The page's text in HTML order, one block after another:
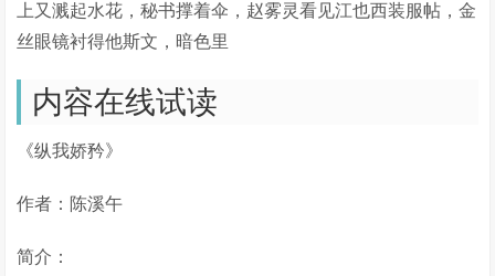
上又溅起水花，秘书撑着伞，赵雾灵看见江也西装服帖，金
丝眼镜衬得他斯文，暗色里
内容在线试读
《纵我娇矜》
作者：陈溪午
简介：